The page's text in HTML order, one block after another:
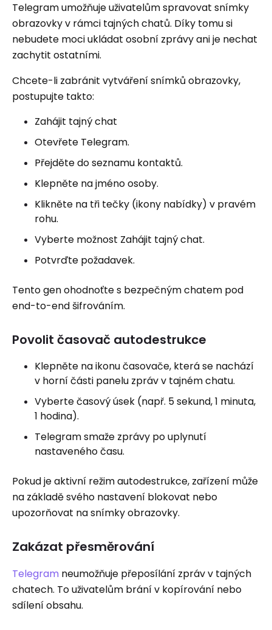
Telegram umožňuje uživatelům spravovat snímky
obrazovky v rámci tajných chatů. Díky tomu si
nebudete moci ukládat osobní zprávy ani je nechat
zachytit ostatními.
Chcete-li zabránit vytváření snímků obrazovky,
postupujte takto:
Zahájit tajný chat
Otevřete Telegram.
Přejděte do seznamu kontaktů.
Klepněte na jméno osoby.
Klikněte na tři tečky (ikony nabídky) v pravém
rohu.
Vyberte možnost Zahájit tajný chat.
Potvrďte požadavek.
Tento gen ohodnoťte s bezpečným chatem pod
end-to-end šifrováním.
Povolit časovač autodestrukce
Klepněte na ikonu časovače, která se nachází
v horní části panelu zpráv v tajném chatu.
Vyberte časový úsek (např. 5 sekund, 1 minuta,
1 hodina).
Telegram smaže zprávy po uplynutí
nastaveného času.
Pokud je aktivní režim autodestrukce, zařízení může
na základě svého nastavení blokovat nebo
upozorňovat na snímky obrazovky.
Zakázat přesměrování
Telegram neumožňuje přeposílání zpráv v tajných
chatech. To uživatelům brání v kopírování nebo
sdílení obsahu.